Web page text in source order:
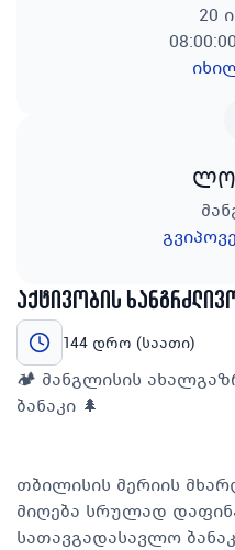
20
აქტივობის
144 დრო (საათი)
🏕️ მანგლისის
ბანაკი 🌲
თბილისის მერიის
მიღება სრულად
სათავგადასავლო